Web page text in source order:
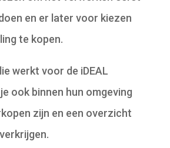
en er later voor kiezen
te kopen.
werkt voor de iDEAL
ook binnen hun omgeving
zijn en een overzicht